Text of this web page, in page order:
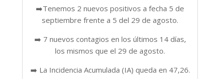
➡️Tenemos 2 nuevos positivos a fecha 5 de
septiembre frente a 5 del 29 de agosto.
➡️ 7 nuevos contagios en los últimos 14 días,
los mismos que el 29 de agosto.
➡️ La Incidencia Acumulada (IA) queda en 47,26.